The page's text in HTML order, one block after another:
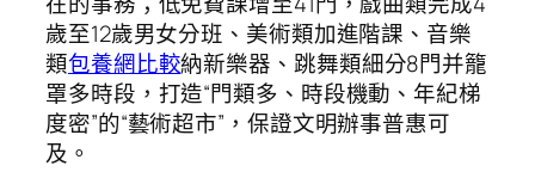
歲至12歲男女分班、美術類加進階課、音樂
類包養網比較納新樂器、跳舞類細分8門并籠
罩多時段，打造“門類多、時段機動、年紀梯
度密”的“藝術超市”，保證文明辦事普惠可
及。